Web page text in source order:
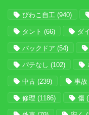
びわこ自工 (940)
タント (66) ダ
バックドア (54)
パテなし (102)
中古 (239) 事故
修理 (1186) 傷